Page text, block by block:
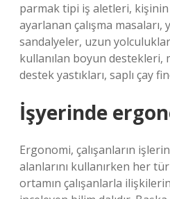
parmak tipi iş aletleri,
ayarlanan çalışma
sandalyeler, uzun
kullanılan boyun destekleri,
destek yastıkları, saplı çay
İşyerinde
Ergonomi, çalışanların
alanlarını kullanırken her
ortamın çalışanlarla